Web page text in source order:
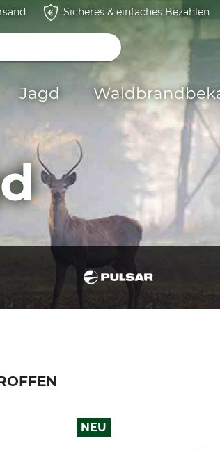
Sicheres & einfaches Bezahlen
Jagd
NEU